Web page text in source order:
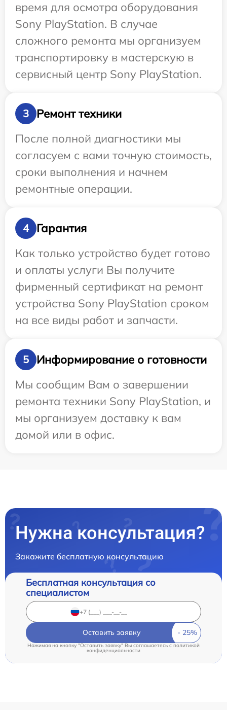
время для осмотра оборудования
Sony PlayStation. В случае
сложного ремонта мы организуем
транспортировку в мастерскую в
сервисный центр Sony PlayStation.
3
Ремонт техники
После полной диагностики мы
согласуем с вами точную стоимость,
сроки выполнения и начнем
ремонтные операции.
4
Гарантия
Как только устройство будет готово
и оплаты услуги Вы получите
фирменный сертификат на ремонт
устройства Sony PlayStation сроком
на все виды работ и запчасти.
5
Информирование о готовности
Мы сообщим Вам о завершении
ремонта техники Sony PlayStation, и
мы организуем доставку к вам
домой или в офис.
Нужна консультация?
Закажите бесплатную консультацию
Бесплатная консультация со
специалистом
Оставить заявку
Нажимая на кнопку "Оставить заявку" Вы соглашаетесь cполитикой
конфиденциальности